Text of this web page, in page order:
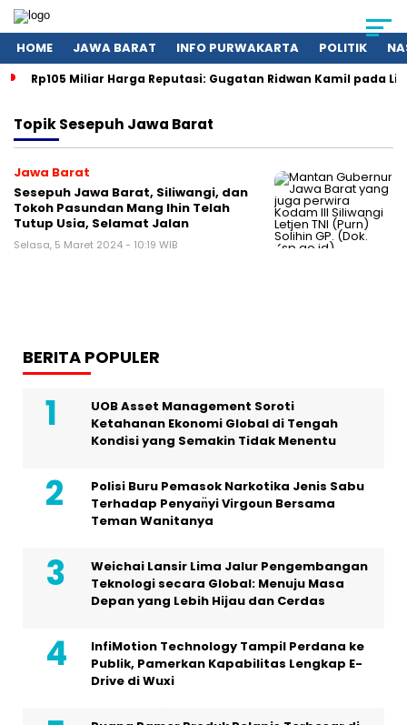
HOME JAWA BARAT INFO PURWAKARTA POLITIK
Rp105 Miliar Harga Reputasi: Gugatan Ridwan Kamil pada
TopikSesepuh Jawa Barat
Jawa Barat
Sesepuh Jawa Barat, Siliwangi, dan
Tokoh Pasundan Mang Ihin Telah
Tutup Usia, Selamat Jalan
Selasa, 5 Maret 2024 - 10:19 WIB
BERITA POPULER
UOB Asset Management Soroti
Ketahanan Ekonomi Global di Tengah
Kondisi yang Semakin Tidak Menentu
Polisi Buru Pemasok Narkotika Jenis Sabu
Terhadap Penyan̈yi Virgoun Bersama
Teman Wanitanya
Weichai Lansir Lima Jalur Pengembangan
Teknologi secara Global: Menuju Masa
Depan yang Lebih Hijau dan Cerdas
InfiMotion Technology Tampil Perdana ke
Publik, Pamerkan Kapabilitas Lengkap E-
Drive di Wuxi